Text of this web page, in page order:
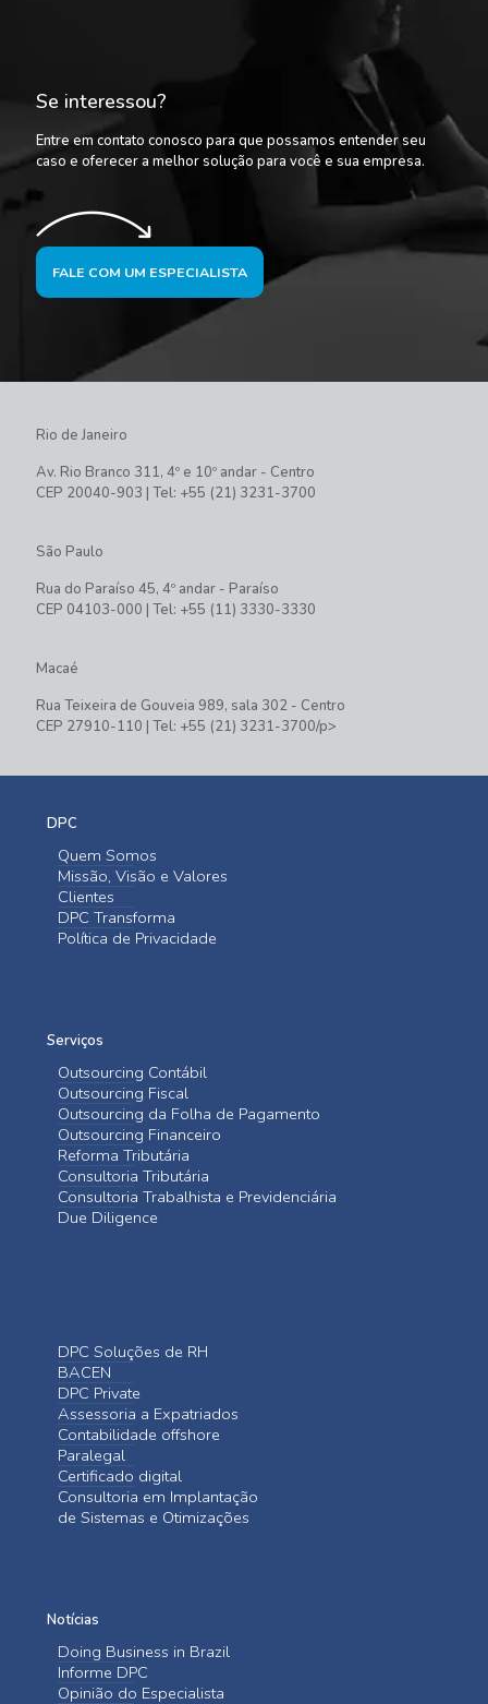
Se interessou?
Entre em contato conosco para que possamos entender seu
caso e oferecer a melhor solução para você e sua empresa.
FALE COM UM ESPECIALISTA
Rio de Janeiro
Av. Rio Branco 311, 4º e 10º andar - Centro
CEP 20040-903 | Tel: +55 (21) 3231-3700
São Paulo
Rua do Paraíso 45, 4º andar - Paraíso
CEP 04103-000 | Tel: +55 (11) 3330-3330
Macaé
Rua Teixeira de Gouveia 989, sala 302 - Centro
CEP 27910-110 | Tel: +55 (21) 3231-3700/p>
DPC
Quem Somos
Missão, Visão e Valores
Clientes
DPC Transforma
Política de Privacidade
Serviços
Outsourcing Contábil
Outsourcing Fiscal
Outsourcing da Folha de Pagamento
Outsourcing Financeiro
Reforma Tributária
Consultoria Tributária
Consultoria Trabalhista e Previdenciária
Due Diligence
DPC Soluções de RH
BACEN
DPC Private
Assessoria a Expatriados
Contabilidade offshore
Paralegal
Certificado digital
Consultoria em Implantação
de Sistemas e Otimizações
Notícias
Doing Business in Brazil
Informe DPC
Opinião do Especialista